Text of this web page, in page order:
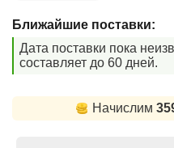
Ближайшие поставки:
Дата поставки пока
составляет до 60 дней.
Начислим